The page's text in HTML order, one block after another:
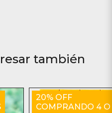
también
20% OFF
COMPRANDO 4